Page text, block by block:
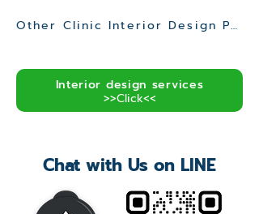
Other Clinic Interior Design Project>>
Interior design services
>>Click<<
Chat with Us on LINE